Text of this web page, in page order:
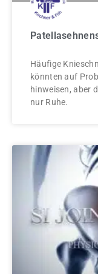
Häufige
könnten auf
hinweisen, aber
nur Ruhe.